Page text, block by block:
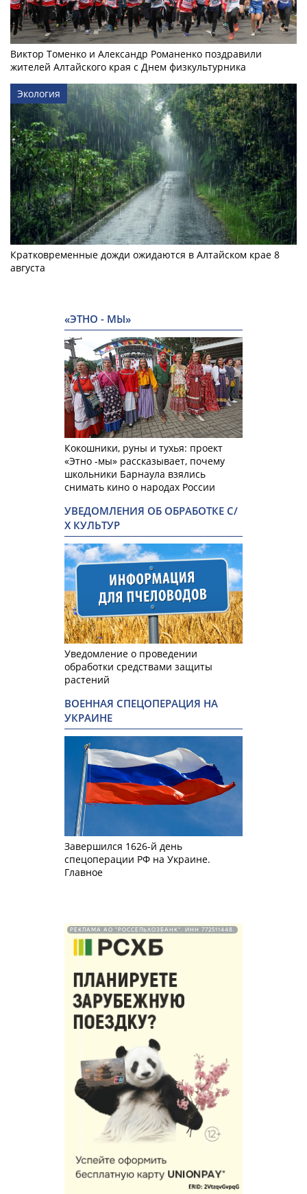
Виктор Томенко и Александр Романенко поздравили
жителей Алтайского края с Днем физкультурника
Экология
Кратковременные дожди ожидаются в Алтайском крае 8
августа
«ЭТНО - МЫ»
Кокошники, руны и тухья: проект
«Этно -мы» рассказывает, почему
школьники Барнаула взялись
снимать кино о народах России
УВЕДОМЛЕНИЯ ОБ ОБРАБОТКЕ С/
Х КУЛЬТУР
Уведомление о проведении
обработки средствами защиты
растений
ВОЕННАЯ СПЕЦОПЕРАЦИЯ НА
УКРАИНЕ
Завершился 1626-й день
спецоперации РФ на Украине.
Главное
РЕКЛАМА АО "РОССЕЛЬХОЗБАНК". ИНН 772511448.